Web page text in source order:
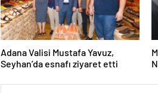
Adana Valisi Mustafa Yavuz,
Seyhan’da esnafı ziyaret etti